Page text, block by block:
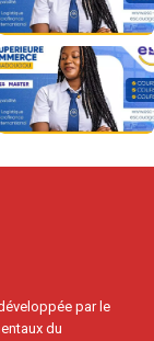
par le
du